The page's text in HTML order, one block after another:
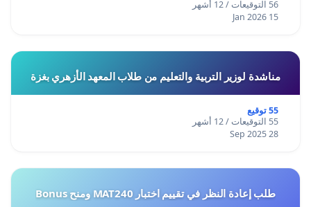
56 التوقيعات / 12 أشهر
15 Jan 2026
مناشدة لوزير التربية والتعليم من طلاب المعهد الأزهري بغزة
55 توقيع
55 التوقيعات / 12 أشهر
28 Sep 2025
طلب إعادة النظر في تقييم اختبار MAT240 ومنح Bonus